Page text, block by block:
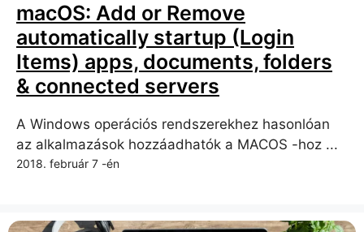
macOS: Add or Remove
automatically startup (Login
Items) apps, documents, folders
& connected servers
A Windows operációs rendszerekhez hasonlóan
az alkalmazások hozzáadhatók a MACOS -hoz ...
2018. február 7 -én